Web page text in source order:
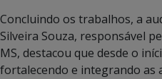
Concluindo os trabalhos, a
Silveira Souza, responsável
MS, destacou que desde o
fortalecendo e integrando as